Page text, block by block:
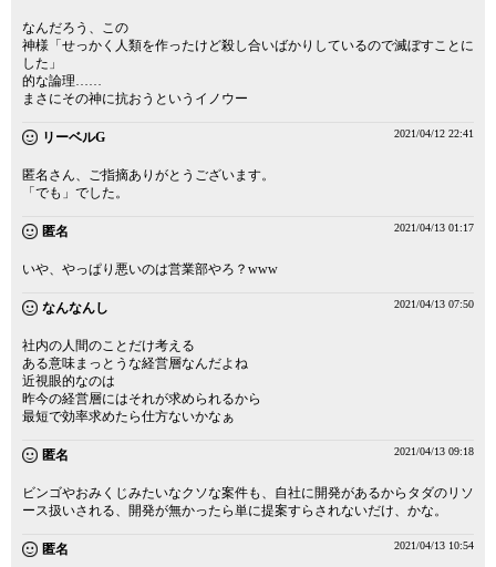
なんだろう、この
神様「せっかく人類を作ったけど殺し合いばかりしているので滅ぼすことに
した」
的な論理……
まさにその神に抗おうというイノウー
リーベルG 2021/04/12 22:41
匿名さん、ご指摘ありがとうございます。
「でも」でした。
匿名 2021/04/13 01:17
いや、やっぱり悪いのは営業部やろ？www
なんなんし 2021/04/13 07:50
社内の人間のことだけ考える
ある意味まっとうな経営層なんだよね
近視眼的なのは
昨今の経営層にはそれが求められるから
最短で効率求めたら仕方ないかなぁ
匿名 2021/04/13 09:18
ビンゴやおみくじみたいなクソな案件も、自社に開発があるからタダのリソ
ース扱いされる、開発が無かったら単に提案すらされないだけ、かな。
匿名 2021/04/13 10:54